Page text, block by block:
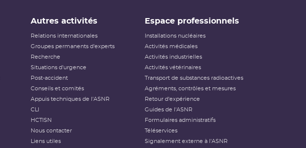
Autres activités
Relations internationales
Groupes permanents d'experts
Recherche
Situations d'urgence
Post-accident
Conseils et comités
Appuis techniques de l'ASNR
CLI
HCTISN
Nous contacter
Liens utiles
Espace professionnels
Installations nucléaires
Activités médicales
Activités industrielles
Activités vétérinaires
Transport de substances radioactives
Agréments, contrôles et mesures
Retour d'expérience
Guides de l'ASNR
Formulaires administratifs
Téléservices
Signalement externe à l'ASNR